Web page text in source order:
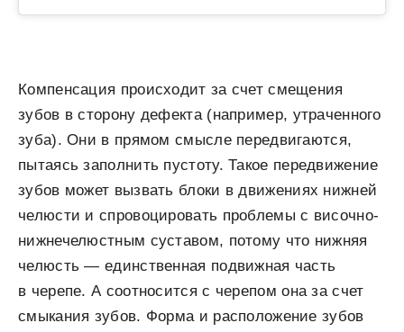
Компенсация происходит за счет смещения
зубов в сторону дефекта (например, утраченного
зуба). Они в прямом смысле передвигаются,
пытаясь заполнить пустоту. Такое передвижение
зубов может вызвать блоки в движениях нижней
челюсти и спровоцировать проблемы с височно-
нижнечелюстным суставом, потому что нижняя
челюсть — единственная подвижная часть
в черепе. А соотносится с черепом она за счет
смыкания зубов. Форма и расположение зубов